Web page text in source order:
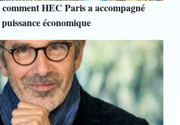
HEC Paris a accompagné
économique